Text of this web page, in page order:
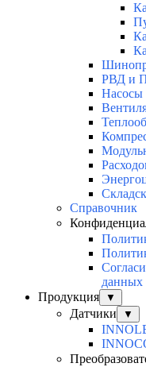
РВД и
Насосы
Справочник
данных
Продукция
▼
Датчики ▼